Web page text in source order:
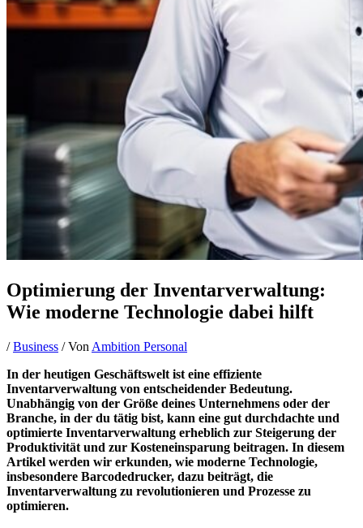
Optimierung der Inventarverwaltung:
Wie moderne Technologie dabei hilft
/Business / Von Ambition Personal
In der heutigen Geschäftswelt ist eine effiziente
Inventarverwaltung von entscheidender Bedeutung.
Unabhängig von der Größe deines Unternehmens oder der
Branche, in der du tätig bist, kann eine gut durchdachte und
optimierte Inventarverwaltung erheblich zur Steigerung der
Produktivität und zur Kosteneinsparung beitragen. In diesem
Artikel werden wir erkunden, wie moderne Technologie,
insbesondere Barcodedrucker, dazu beiträgt, die
Inventarverwaltung zu revolutionieren und Prozesse zu
optimieren.